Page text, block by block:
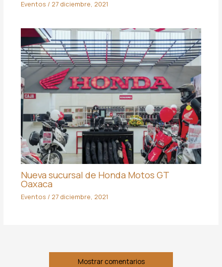
Eventos / 27 diciembre, 2021
Nueva sucursal de Honda Motos GT
Oaxaca
Eventos / 27 diciembre, 2021
Mostrar comentarios